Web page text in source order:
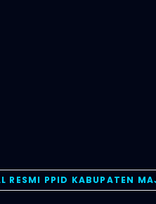
RESMI PPID KABUPATEN